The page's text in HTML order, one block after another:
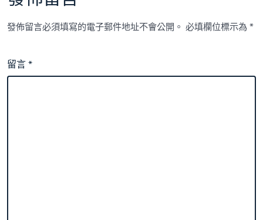
發佈留言必須填寫的電子郵件地址不會公開。 必填欄位標示為*
留言*